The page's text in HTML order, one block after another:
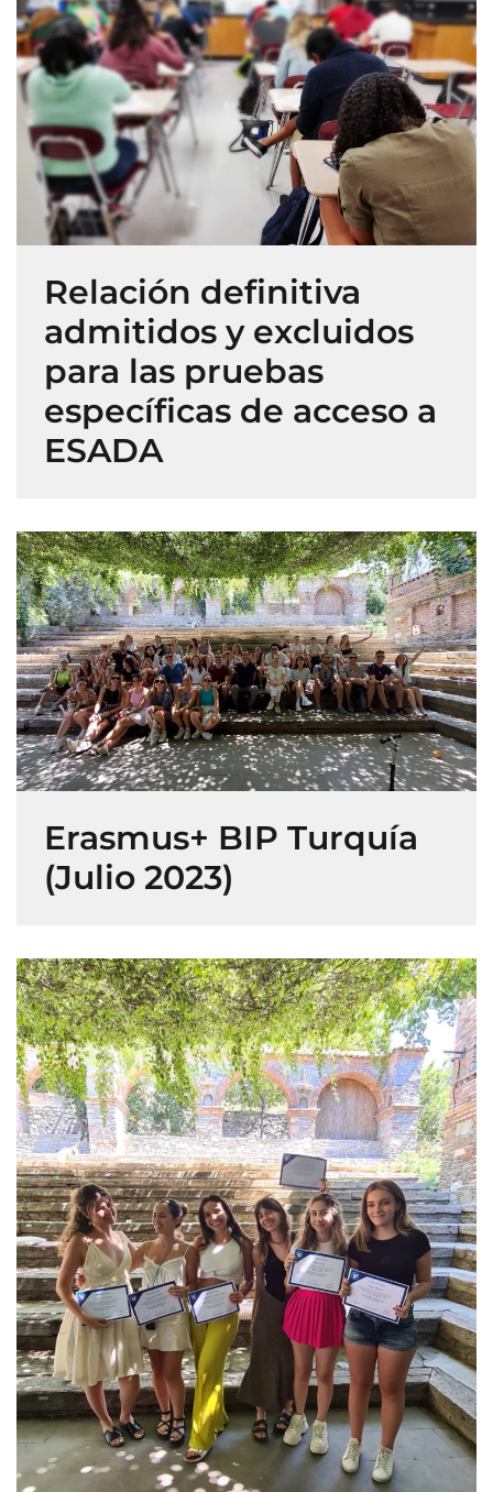
Relación definitiva
admitidos y excluidos
para las pruebas
específicas de acceso a
ESADA
Erasmus+ BIP Turquía
(Julio 2023)